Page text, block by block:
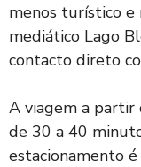
menos turístico e
mediático Lago
contacto direto
A viagem a partir
de 30 a 40
estacionamento